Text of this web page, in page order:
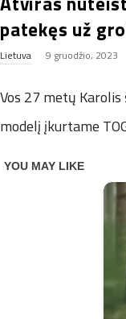
patekęs už
Lietuva 9 gruodžio, 2023
Vos 27 metų
modelį įkurtame